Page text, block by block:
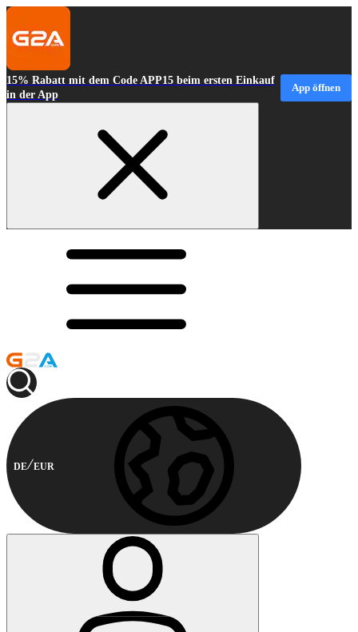
15% Rabatt mit dem Code APP15 beim ersten Einkauf
in der App
App öffnen
DE EUR